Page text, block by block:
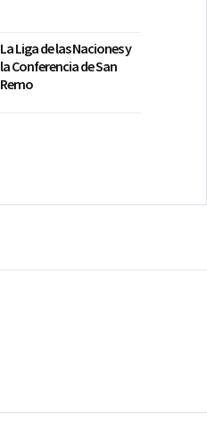
La Liga de las Naciones y
la Conferencia de San
Remo